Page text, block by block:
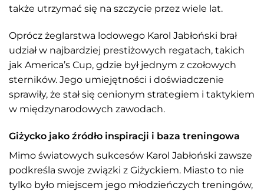
także utrzymać się na szczycie przez wiele lat.
Oprócz żeglarstwa lodowego Karol Jabłoński brał
udział w najbardziej prestiżowych regatach, takich
jak America’s Cup, gdzie był jednym z czołowych
sterników. Jego umiejętności i doświadczenie
sprawiły, że stał się cenionym strategiem i taktykiem
w międzynarodowych zawodach.
Giżycko jako źródło inspiracji i baza treningowa
Mimo światowych sukcesów Karol Jabłoński zawsze
podkreśla swoje związki z Giżyckiem. Miasto to nie
tylko było miejscem jego młodzieńczych treningów,